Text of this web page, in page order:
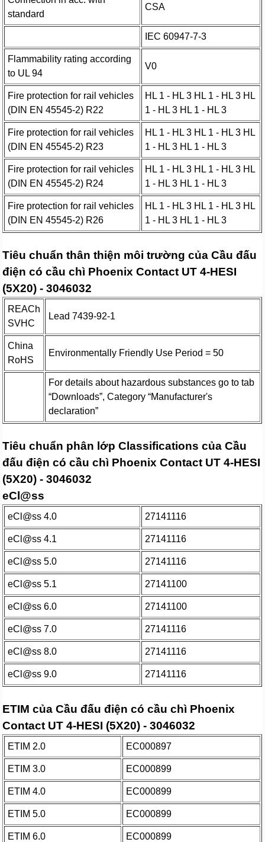
standard
CSA
IEC 60947-7-3
Flammability rating according
to UL 94
V0
Fire protection for rail vehicles
(DIN EN 45545-2) R22
HL 1 - HL 3 HL 1 - HL 3 HL
1 - HL 3 HL 1 - HL 3
Fire protection for rail vehicles
(DIN EN 45545-2) R23
HL 1 - HL 3 HL 1 - HL 3 HL
1 - HL 3 HL 1 - HL 3
Fire protection for rail vehicles
(DIN EN 45545-2) R24
HL 1 - HL 3 HL 1 - HL 3 HL
1 - HL 3 HL 1 - HL 3
Fire protection for rail vehicles
(DIN EN 45545-2) R26
HL 1 - HL 3 HL 1 - HL 3 HL
1 - HL 3 HL 1 - HL 3
Tiêu chuẩn thân thiện môi trường của Cầu đấu
điện có cầu chì Phoenix Contact UT 4-HESI
(5X20) - 3046032
REACh
SVHC
Lead 7439-92-1
China
RoHS
Environmentally Friendly Use Period = 50
For details about hazardous substances go to tab
“Downloads”, Category “Manufacturer's
declaration”
Tiêu chuẩn phân lớp Classifications của Cầu
đấu điện có cầu chì Phoenix Contact UT 4-HESI
(5X20) - 3046032
eCl@ss
eCl@ss 4.0 27141116
eCl@ss 4.1 27141116
eCl@ss 5.0 27141116
eCl@ss 5.1 27141100
eCl@ss 6.0 27141100
eCl@ss 7.0 27141116
eCl@ss 8.0 27141116
eCl@ss 9.0 27141116
ETIM của Cầu đấu điện có cầu chì Phoenix
Contact UT 4-HESI (5X20) - 3046032
ETIM 2.0 EC000897
ETIM 3.0 EC000899
ETIM 4.0 EC000899
ETIM 5.0 EC000899
ETIM 6.0 EC000899